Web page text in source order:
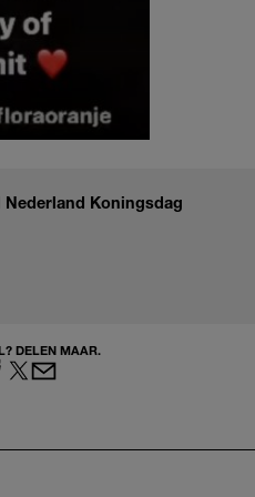
Nederland Koningsdag
DELEN MAAR.